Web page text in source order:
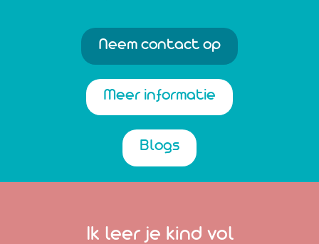
Neem contact op
Meer informatie
Blogs
Ik leer je kind vol